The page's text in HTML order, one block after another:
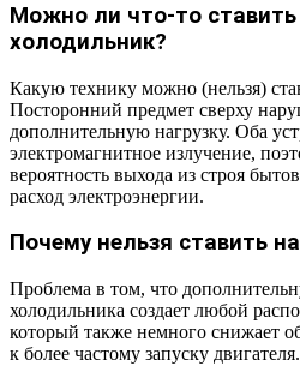
Можно ли что-то ставить
холодильник?
Какую технику можно (нельзя)
Посторонний предмет сверху
дополнительную нагрузку. Оба
электромагнитное излучение,
вероятность выхода из строя
расход электроэнергии.
Почему нельзя ставить
Проблема в том, что
холодильника создает любой
который также немного снижает
к более частому запуску двигателя.